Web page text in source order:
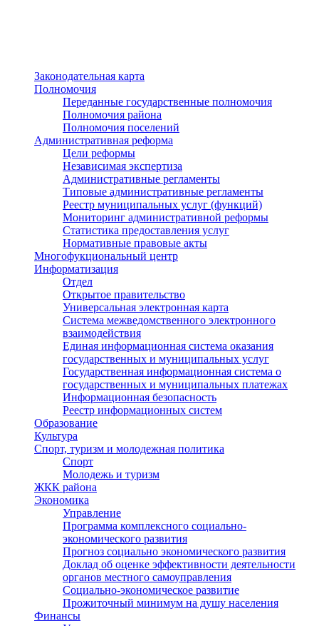
Законодательная карта
Полномочия
Переданные государственные полномочия
Полномочия района
Полномочия поселений
Административная реформа
Цели реформы
Независимая экспертиза
Административные регламенты
Типовые административные регламенты
Реестр муниципальных услуг (функций)
Мониторинг административной реформы
Статистика предоставления услуг
Нормативные правовые акты
Многофукциональный центр
Информатизация
Отдел
Открытое правительство
Универсальная электронная карта
Система межведомственного электронного
взаимодействия
Единая информационная система оказания
государственных и муниципальных услуг
Государственная информационная система о
государственных и муниципальных платежах
Информационная безопасность
Реестр информационных систем
Образование
Культура
Спорт, туризм и молодежная политика
Спорт
Молодежь и туризм
ЖКК района
Экономика
Управление
Программа комплексного социально-
экономического развития
Прогноз социально экономического развития
Доклад об оценке эффективности деятельности
органов местного самоуправления
Социально-экономическое развитие
Прожиточный минимум на душу населения
Финансы